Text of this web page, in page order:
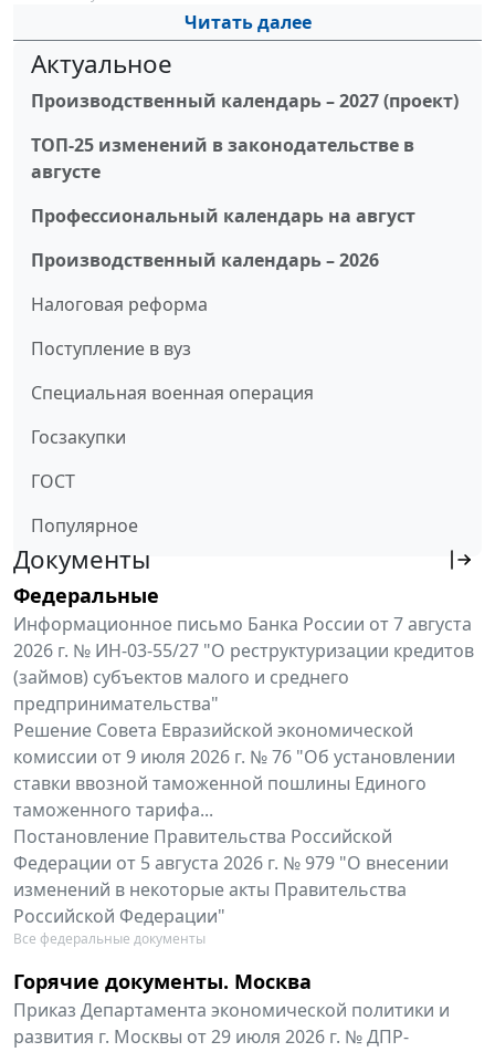
Читать далее
Актуальное
Производственный календарь – 2027 (проект)
ТОП-25 изменений в законодательстве в
августе
Профессиональный календарь на август
Производственный календарь – 2026
Налоговая реформа
Поступление в вуз
Специальная военная операция
Госзакупки
ГОСТ
Популярное
Документы
Федеральные
Информационное письмо Банка России от 7 августа
2026 г. № ИН-03-55/27 "О реструктуризации кредитов
(займов) субъектов малого и среднего
предпринимательства"
Решение Совета Евразийской экономической
комиссии от 9 июля 2026 г. № 76 "Об установлении
ставки ввозной таможенной пошлины Единого
таможенного тарифа...
Постановление Правительства Российской
Федерации от 5 августа 2026 г. № 979 "О внесении
изменений в некоторые акты Правительства
Российской Федерации"
Все федеральные документы
Горячие документы. Москва
Приказ Департамента экономической политики и
развития г. Москвы от 29 июля 2026 г. № ДПР-